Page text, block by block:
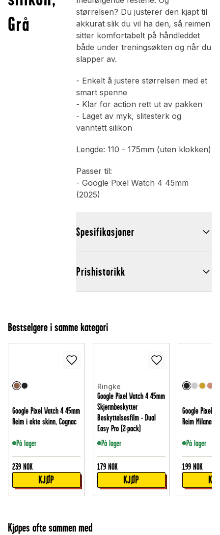
Grå
størrelsen? Du justerer den kjapt til
akkurat slik du vil ha den, så reimen
sitter komfortabelt på håndleddet
både under treningsøkten og når du
slapper av.
- Enkelt å justere størrelsen med et
smart spenne
- Klar for action rett ut av pakken
- Laget av myk, slitesterk og
vanntett silikon
Lengde: 110 - 175mm (uten klokken)
Passer til:
- Google Pixel Watch 4 45mm
(2025)
Spesifikasjoner
Prishistorikk
Bestselgere i samme kategori
Google Pixel Watch 4 45mm
Reim i ekte skinn, Cognac
På lager
239 NOK
KJØP
Ringke
Google Pixel Watch 4 45mm
Skjermbeskytter
Beskyttelsesfilm - Dual
Easy Pro (2-pack)
På lager
179 NOK
KJØP
Google Pixel
Reim
På lager
199 NOK
Kjøpes ofte sammen med